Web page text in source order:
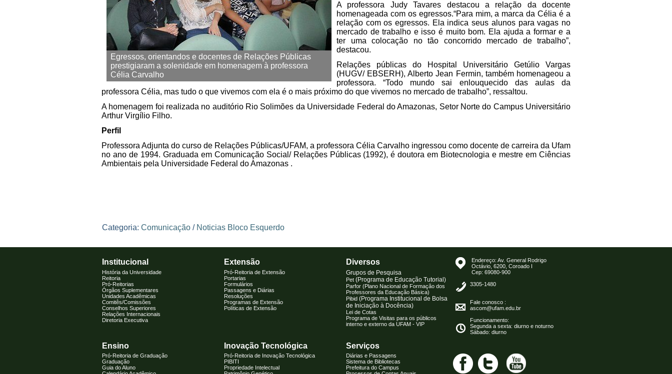
Egressos, orientandos e docentes de Relações Públicas
prestigiaram a solenidade em homenagem à professora
Célia Carvalho
A professora Judy Tavares destacou a relação da docente
homenageada com os egressos.“Para mim, a marca da Célia é a
relação com os egressos. Ela indica seus alunos para vagas no
mercado de trabalho e isso é muito bom. Ela ajuda a formar e a
ter uma colocação no tão concorrido mercado de trabalho”,
destacou.
Relações públicas do Hospital Universitário Getúlio Vargas
(HUGV/ EBSERH), Alberto Jean Fermin, também homenageou a
professora. “Todo mundo sai enlouquecido das aulas da
professora Célia, mas tudo o que vivemos com ela é o mais próximo do que vivemos no mercado de trabalho”, ressaltou.
A homenagem foi realizada no auditório Rio Solimões da Universidade Federal do Amazonas, Setor Norte do Campus Universitário
Arthur Virgílio Filho.
Perfil
Professora Adjunta do curso de Relações Públicas/UFAM, a professora Célia Carvalho ingressou como docente de carreira da Ufam
no ano de 1994. Graduada em Comunicação Social/ Relações Públicas (1992), é doutora em Biotecnologia e mestre em Ciências
Ambientais pela Universidade Federal do Amazonas .
Categoria: Comunicação / Noticias Bloco Esquerdo
Institucional Extensão Diversos
Endereço: Av. General Rodrigo
Octávio, 6200, Coroado I
Cep: 69080-900
3305-1480
Fale conosco :
ascom@ufam.edu.br
Funcionamento:
Segunda a sexta: diurno e noturno
Sábado: diurno
História da Universidade
Reitoria
Pró-Reitorias
Órgãos Suplementares
Unidades Acadêmicas
Comitês/Comissões
Conselhos Superiores
Relações Internacionais
Diretoria Executiva
Pró-Reitoria de Extensão
Portarias
Formulários
Passagens e Diárias
Resoluções
Programas de Extensão
Políticas de Extensão
Grupos de Pesquisa
Pet (Programa de Educação Tutorial )
Parfor (Plano Nacional de Formação dos
Professores da Educação Básica)
Pibid (Programa Institucional de Bolsa
de Iniciação à Docência)
Lei de Cotas
Programa de Visitas para os públicos
interno e externo da UFAM - VIP
Ensino Inovação Tecnológica Serviços
Pró-Reitoria de Graduação
Graduação
Guia do Aluno
Pró-Reitoria de Inovação Tecnológica
PIBITI
Propriedade Intelectual
Diárias e Passagens
Sistema de Bibliotecas
Prefeitura do Campus